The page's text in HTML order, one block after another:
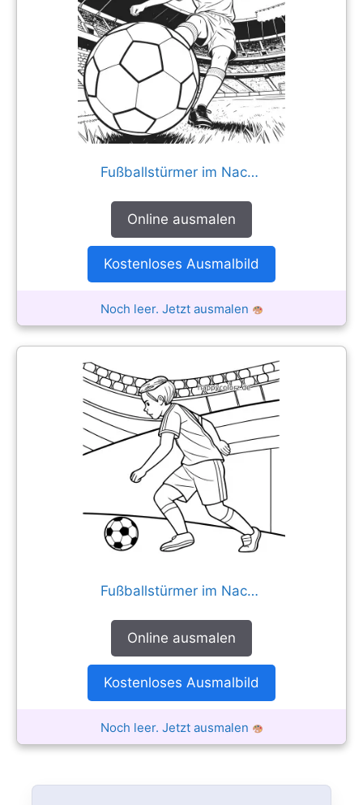
Fußballstürmer im Nachtspiel nah
Online ausmalen
Kostenloses Ausmalbild
Noch leer. Jetzt ausmalen
Fußballstürmer im Nachtspiel von der Seite
Online ausmalen
Kostenloses Ausmalbild
Noch leer. Jetzt ausmalen